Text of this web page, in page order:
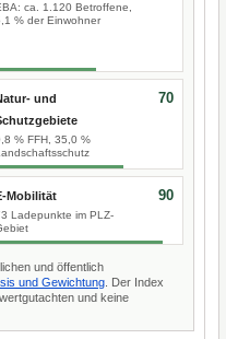
ca. 1.120 Betroffene,
% der Einwohner
und
% FFH, 35,0 %
70
Mobilität
Ladepunkte im PLZ-
90
und öffentlich
und Gewichtung . Der Index
und keine